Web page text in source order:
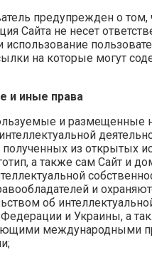
предупрежден о том,
Сайта не несет
использование
на которые могут
и иные права
и размещенные
полученных из открытых
а также сам Сайт и
и
об
и Украины, а
международными